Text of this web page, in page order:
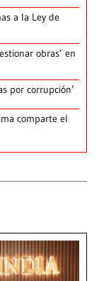
a la Ley de
obras’ en
por corrupción’
comparte el